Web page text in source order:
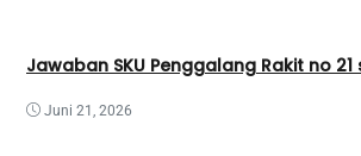
Jawaban SKU Penggalang Rakit no
Juni 21, 2026